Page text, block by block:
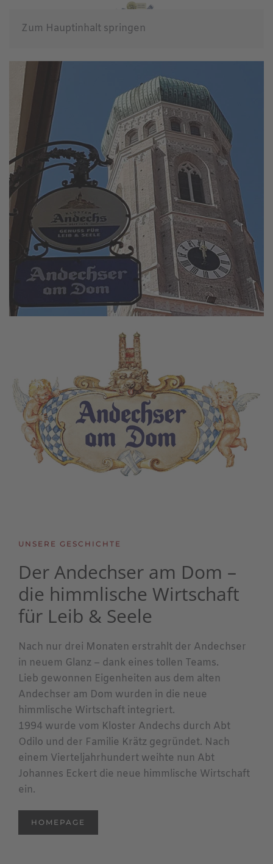
Zum Hauptinhalt springen
UNSERE GESCHICHTE
Der Andechser am Dom –
die himmlische Wirtschaft
für Leib & Seele
Nach nur drei Monaten erstrahlt der Andechser
in neuem Glanz – dank eines tollen Teams.
Lieb gewonnen Eigenheiten aus dem alten
Andechser am Dom wurden in die neue
himmlische Wirtschaft integriert.
1994 wurde vom Kloster Andechs durch Abt
Odilo und der Familie Krätz gegründet. Nach
einem Vierteljahrhundert weihte nun Abt
Johannes Eckert die neue himmlische Wirtschaft
ein.
HOMEPAGE